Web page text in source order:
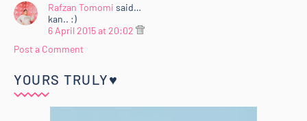
Rafzan Tomomi said…
kan.. :)
6 April 2015 at 20:02
Post a Comment
YOURS TRULY♥